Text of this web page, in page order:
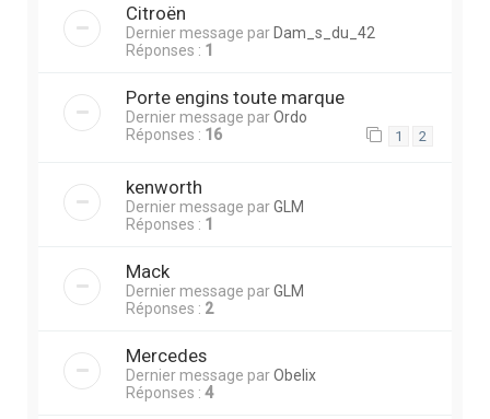
Citroën
Dernier message par Dam_s_du_42
Réponses : 1
Porte engins toute marque
Dernier message parOrdo
Réponses : 16 1 2
kenworth
Dernier message parGLM
Réponses : 1
Mack
Dernier message parGLM
Réponses : 2
Mercedes
Dernier message parObelix
Réponses : 4